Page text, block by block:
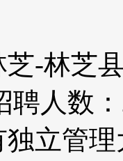
-林芝
聘人数
立管